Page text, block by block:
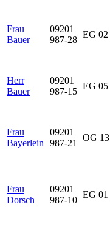
Frau
Bauer
09201
987-28
EG 02
Herr
Bauer
09201
987-15
EG 05
Frau
Bayerlein
09201
987-21
OG 13
Frau
Dorsch
09201
987-10
EG 01